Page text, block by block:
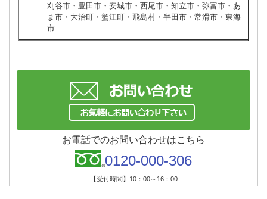
刈谷市・豊田市・安城市・西尾市・知立市・弥富市・あ
ま市・大治町・蟹江町・飛島村・半田市・常滑市・東海
市
お電話でのお問い合わせはこちら
0120-000-306
【受付時間】10：00～16：00